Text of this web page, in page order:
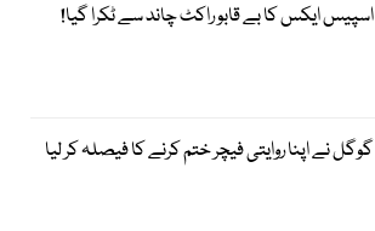
اسپیس ایکس کا بے قابو راکٹ چاند سے ٹکرا گیا!
گوگل نے اپنا روایتی فیچر ختم کرنے کا فیصلہ کر لیا